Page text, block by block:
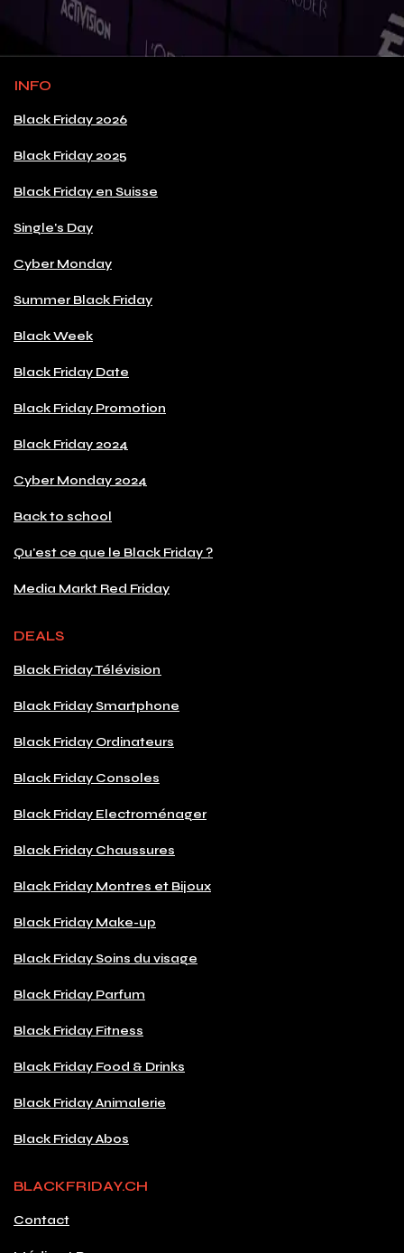
INFO
Black Friday 2026
Black Friday 2025
Black Friday en Suisse
Single's Day
Cyber Monday
Summer Black Friday
Black Week
Black Friday Date
Black Friday Promotion
Black Friday 2024
Cyber Monday 2024
Back to school
Qu'est ce que le Black Friday ?
Media Markt Red Friday
DEALS
Black Friday Télévision
Black Friday Smartphone
Black Friday Ordinateurs
Black Friday Consoles
Black Friday Electroménager
Black Friday Chaussures
Black Friday Montres et Bijoux
Black Friday Make-up
Black Friday Soins du visage
Black Friday Parfum
Black Friday Fitness
Black Friday Food & Drinks
Black Friday Animalerie
Black Friday Abos
BLACKFRIDAY.CH
Contact